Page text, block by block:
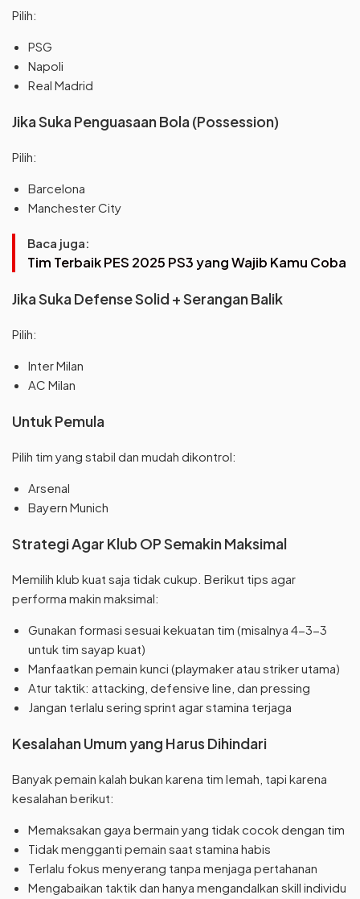
Pilih:
PSG
Napoli
Real Madrid
Jika Suka Penguasaan Bola (Possession)
Pilih:
Barcelona
Manchester City
Baca juga:
Tim Terbaik PES 2025 PS3 yang Wajib Kamu Coba
Jika Suka Defense Solid + Serangan Balik
Pilih:
Inter Milan
AC Milan
Untuk Pemula
Pilih tim yang stabil dan mudah dikontrol:
Arsenal
Bayern Munich
Strategi Agar Klub OP Semakin Maksimal
Memilih klub kuat saja tidak cukup. Berikut tips agar
performa makin maksimal:
Gunakan formasi sesuai kekuatan tim (misalnya 4-3-3
untuk tim sayap kuat)
Manfaatkan pemain kunci (playmaker atau striker utama)
Atur taktik: attacking, defensive line, dan pressing
Jangan terlalu sering sprint agar stamina terjaga
Kesalahan Umum yang Harus Dihindari
Banyak pemain kalah bukan karena tim lemah, tapi karena
kesalahan berikut:
Memaksakan gaya bermain yang tidak cocok dengan tim
Tidak mengganti pemain saat stamina habis
Terlalu fokus menyerang tanpa menjaga pertahanan
Mengabaikan taktik dan hanya mengandalkan skill individu